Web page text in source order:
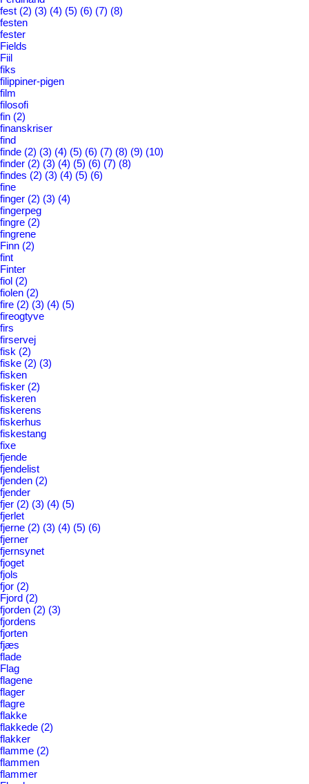
fest (2) (3) (4) (5) (6) (7) (8)
festen
fester
Fields
Fiil
fiks
filippiner-pigen
film
filosofi
fin (2)
finanskriser
find
finde (2) (3) (4) (5) (6) (7) (8) (9) (10)
finder (2) (3) (4) (5) (6) (7) (8)
findes (2) (3) (4) (5) (6)
fine
finger (2) (3) (4)
fingerpeg
fingre (2)
fingrene
Finn (2)
fint
Finter
fiol (2)
fiolen (2)
fire (2) (3) (4) (5)
fireogtyve
firs
firservej
fisk (2)
fiske (2) (3)
fisken
fisker (2)
fiskeren
fiskerens
fiskerhus
fiskestang
fixe
fjende
fjendelist
fjenden (2)
fjender
fjer (2) (3) (4) (5)
fjerlet
fjerne (2) (3) (4) (5) (6)
fjerner
fjernsynet
fjoget
fjols
fjor (2)
Fjord (2)
fjorden (2) (3)
fjordens
fjorten
fjæs
flade
Flag
flagene
flager
flagre
flakke
flakkede (2)
flakker
flamme (2)
flammen
flammer